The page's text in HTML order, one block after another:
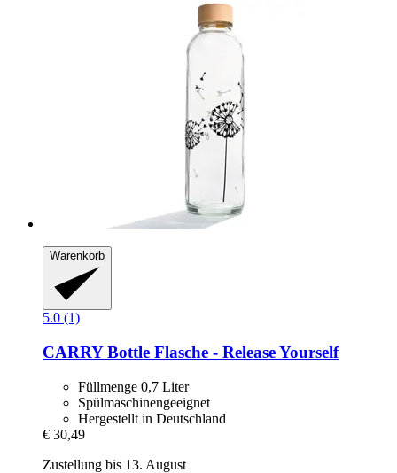
Warenkorb
5.0 (1)
CARRY Bottle Flasche -​ Release Yourself
Füllmenge 0,7 Liter
Spülmaschinengeeignet
Hergestellt in Deutschland
€ 30,49
Zustellung bis 13. August